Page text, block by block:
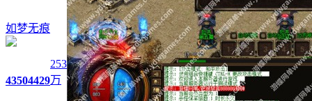
如梦无痕
43504429
253
万